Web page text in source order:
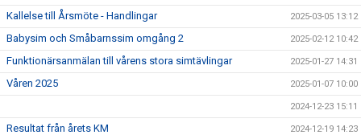
Kallelse till Årsmöte - Handlingar 2025-03-05 13:12
Babysim och Småbarnssim omgång 2 2025-02-12 10:42
Funktionärsanmälan till vårens stora simtävlingar 2025-01-27 14:31
Våren 2025 2025-01-07 10:00
2024-12-23 15:11
Resultat från årets KM 2024-12-19 14:23